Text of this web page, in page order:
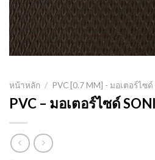
หน้าหลัก / PVC [0.7 MM] - มอเตอร์ไซ
PVC – มอเตอร์ไซด์